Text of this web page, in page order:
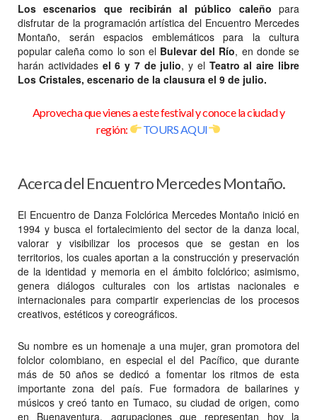
Los escenarios que recibirán al público caleño para
disfrutar de la programación artística del Encuentro Mercedes
Montaño, serán espacios emblemáticos para la cultura
popular caleña como lo son el Bulevar del Río, en donde se
harán actividades el 6 y 7 de julio, y el Teatro al aire libre
Los Cristales, escenario de la clausura el 9 de julio.
Aprovecha que vienes a este festival y conoce la ciudad y
región:
TOURS AQUI
Acerca del Encuentro Mercedes Montaño.
El Encuentro de Danza Folclórica Mercedes Montaño inició en
1994 y busca el fortalecimiento del sector de la danza local,
valorar y visibilizar los procesos que se gestan en los
territorios, los cuales aportan a la construcción y preservación
de la identidad y memoria en el ámbito folclórico; asimismo,
genera diálogos culturales con los artistas nacionales e
internacionales para compartir experiencias de los procesos
creativos, estéticos y coreográficos.
Su nombre es un homenaje a una mujer, gran promotora del
folclor colombiano, en especial el del Pacífico, que durante
más de 50 años se dedicó a fomentar los ritmos de esta
importante zona del país. Fue formadora de bailarines y
músicos y creó tanto en Tumaco, su ciudad de origen, como
en Buenaventura, agrupaciones que representan hoy la